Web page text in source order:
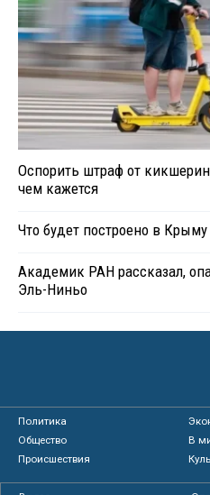
Оспорить штраф от
чем кажется
Что будет построено в Крыму
Академик РАН рассказал,
Эль-Ниньо
Политика
Общество
В
Происшествия